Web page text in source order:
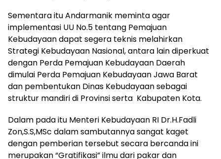
Sementara itu Andarmanik meminta agar
implementasi UU No.5 tentang Pemajuan
Kebudayaan dapat segera teknis melahirkan
Strategi Kebudayaan Nasional, antara lain diperkuat
dengan Perda Pemajuan Kebudayaan Daerah
dimulai Perda Pemajuan Kebudayaan Jawa Barat
dan pembentukan Dinas Kebudayaan sebagai
struktur mandiri di Provinsi serta Kabupaten Kota.
Dalam pada itu Menteri Kebudayaan RI Dr.H.Fadli
Zon,S.S,MSc dalam sambutannya sangat kaget
dengan pemberian tersebut secara bercanda ini
merupakan “Gratifikasi” ilmu dari pakar dan